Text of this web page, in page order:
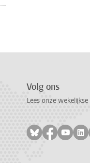
Volg ons
Lees onze
Volg ons op
Volg ons
Volg